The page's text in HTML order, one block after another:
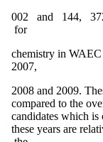
002 and 144,
for
chemistry in
2007,
2008 and 2009.
compared to the
candidates which
these years are